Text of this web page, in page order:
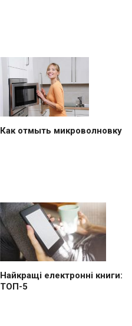
Как отмыть микроволновку
Найкращі електронні книги:
ТОП-5